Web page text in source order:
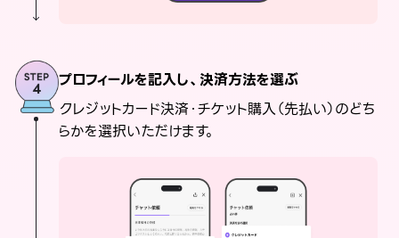
プロフィールを記入し、決済方法を選ぶ
クレジットカード決済・チケット購入（先払い）のどち
らかを選択いただけます。